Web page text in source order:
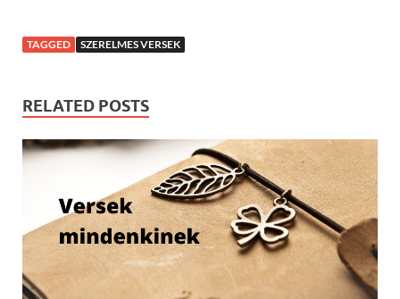
TAGGED SZERELMES VERSEK
RELATED POSTS